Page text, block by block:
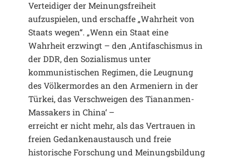
Verteidiger der Meinungsfreiheit
aufzuspielen, und erschaffe „Wahrheit von
Staats wegen“. „Wenn ein Staat eine
Wahrheit erzwingt – den ‚Antifaschismus in
der DDR, den Sozialismus unter
kommunistischen Regimen, die Leugnung
des Völkermordes an den Armeniern in der
Türkei, das Verschweigen des Tiananmen-
Massakers in China‘ –
erreicht er nicht mehr, als das Vertrauen in
freien Gedankenaustausch und freie
historische Forschung und Meinungsbildung